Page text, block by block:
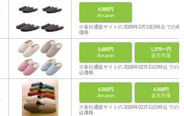
4,980円
Amazon
※各社通販サイトの 2026年2月13日時点 での税
価格
2,680円
Amazon
1,379〜円
楽天市場
※各社通販サイトの 2026年02月11日時点 での税
込価格
4,500円
Amazon
4,500円
楽天市場
※各社通販サイトの 2026年02月11日時点 での税
込価格